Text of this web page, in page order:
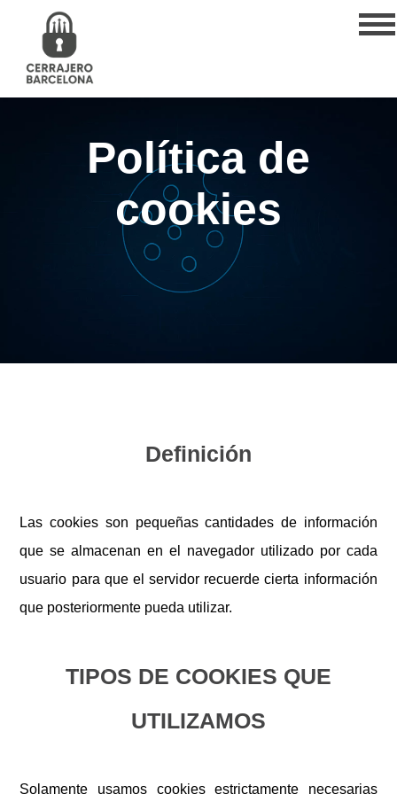
Política de
cookies
Definición
Las cookies son pequeñas cantidades de información
que se almacenan en el navegador utilizado por cada
usuario para que el servidor recuerde cierta información
que posteriormente pueda utilizar.
TIPOS DE COOKIES QUE
UTILIZAMOS
Solamente usamos cookies estrictamente necesarias